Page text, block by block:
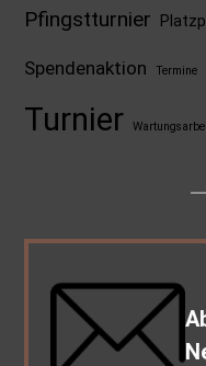
Pfingstturnier
Spendenaktion Termine
Turnier